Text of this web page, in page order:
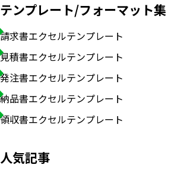
テンプレート/フォーマット集
請求書エクセルテンプレート
見積書エクセルテンプレート
発注書エクセルテンプレート
納品書エクセルテンプレート
領収書エクセルテンプレート
人気記事
いますぐ無料登録